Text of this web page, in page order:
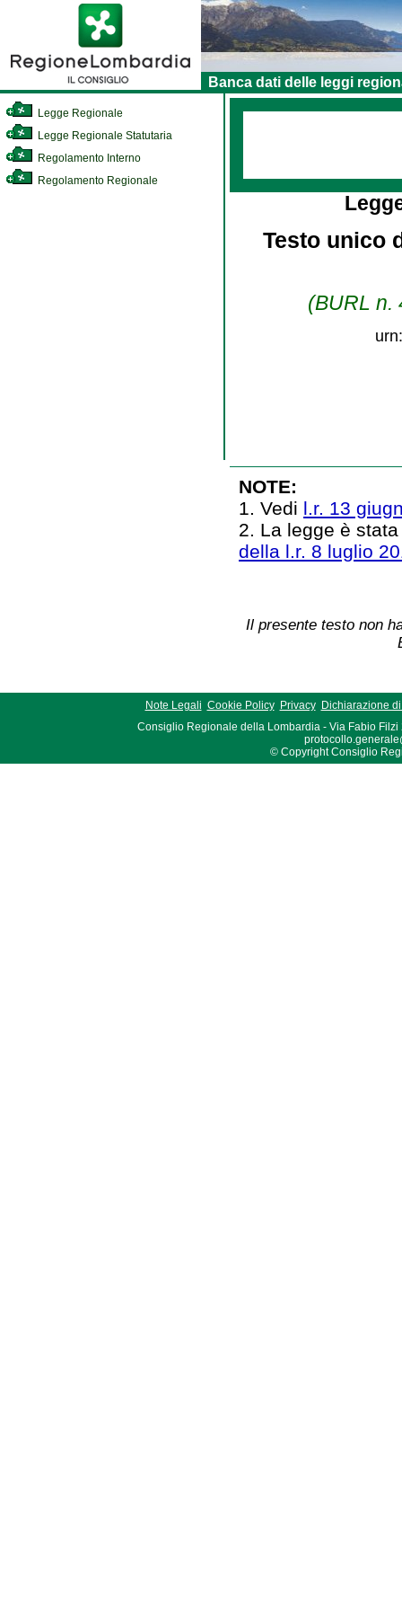
Banca dati delle leggi
Legge Regionale
Legge Regionale Statutaria
Regolamento Interno
Regolamento Regionale
Testo unico
(BURL n.
NOTE:
1. Vedi l.r. 13
2. La legge è
della l.r. 8 luglio
Il presente testo non
Note Legali Cookie Policy Privacy
Dichiarazione
Consiglio Regionale della Lombardia - Via Fabio Filzi
© Copyright Consiglio